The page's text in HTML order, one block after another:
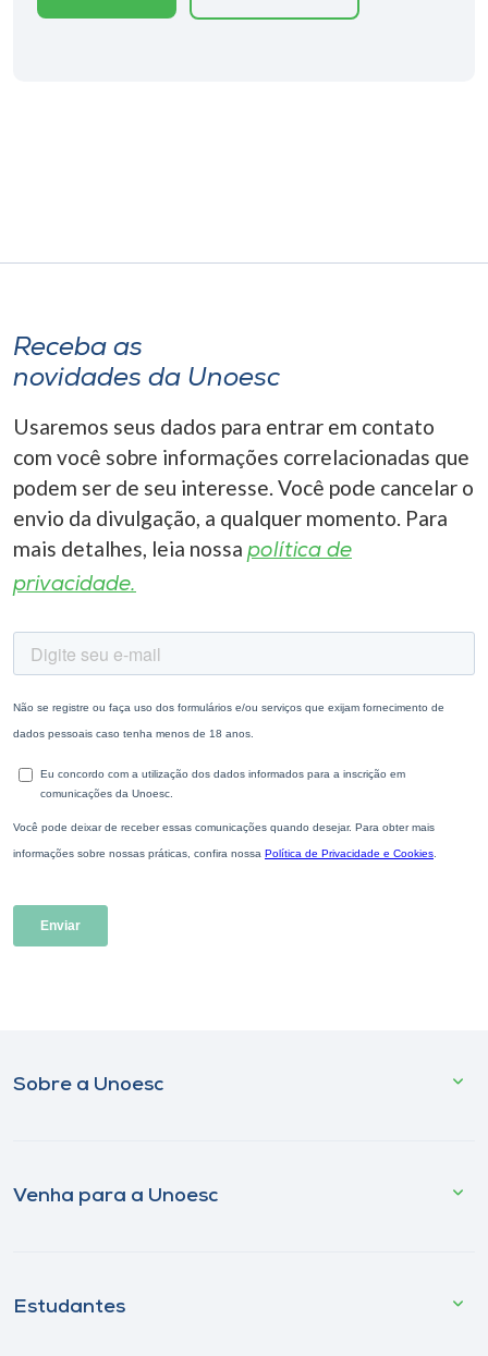
Receba as
novidades da Unoesc
Usaremos seus dados para entrar em contato
com você sobre informações correlacionadas que
podem ser de seu interesse. Você pode cancelar o
envio da divulgação, a qualquer momento. Para
mais detalhes, leia nossa política de
privacidade.
Sobre a Unoesc
Venha para a Unoesc
Estudantes